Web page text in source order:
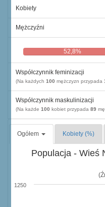
Kobiety
Mężczyźni
52,8%
Współczynnik feminizacji
(Na każdych 100 mężczyzn przypada
Współczynnik maskulinizacji
(Na każde 100 kobiet przypada 89
Ogółem Kobiety (%)
Populacja - Wieś
1250